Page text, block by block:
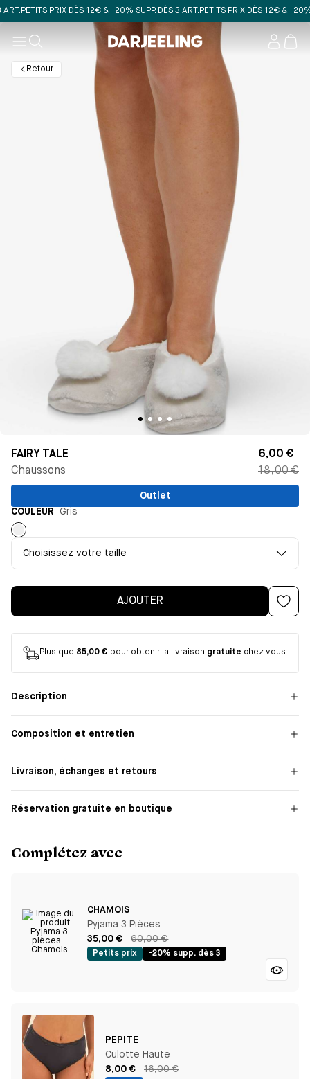
PETITS PRIX DÈS 12€ & -20% SUPP. DÈS 3 ART.PETITS PRIX DÈS 12€ & -20%
Mon
Retour
FAIRY TALE
Chaussons
6,00 €
18,00 €
Outlet
COULEUR
Gris
Gris
Choisissez votre taille
AJOUTER
Plus que 85,00 € pour obtenir la livraison gratuite chez vous
Description
Composition et entretien
Livraison, échanges et retours
Réservation gratuite en boutique
Complétez avec
CHAMOIS
Pyjama 3 Pièces
35,00 €
60,00 €
Petits prix -20% supp. dès 3
PEPITE
Culotte Haute
8,00 €
16,00 €